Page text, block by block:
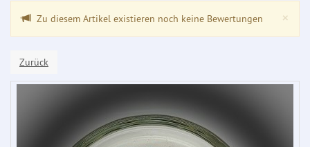
×
Zu diesem Artikel existieren noch keine Bewertungen
Zurück